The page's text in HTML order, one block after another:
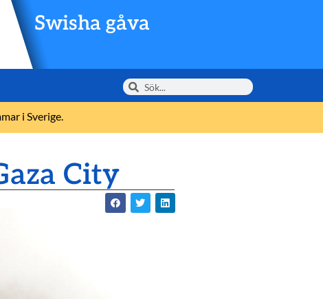
Swisha gåva
i Sverige.
City